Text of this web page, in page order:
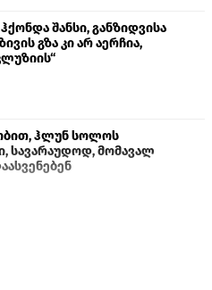
შანსი, განზიდვისა
გზა კი არ აერჩია,
ჰლუნ სოლოს
სავარაუდოდ, მომავალ